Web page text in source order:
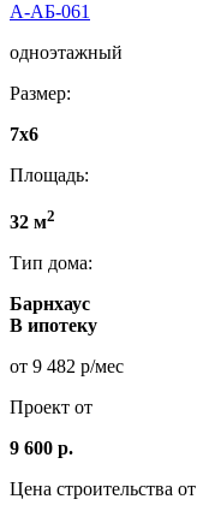
А-АБ-061
одноэтажный
Размер:
7x6
Площадь:
32 м2
Тип дома:
Барнхаус
В ипотеку
от 9 482 р/мес
Проект от
9 600 р.
Цена строительства от